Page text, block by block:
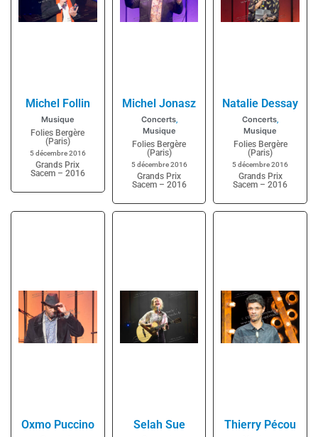
Michel Follin
Musique
Folies Bergère
(Paris)
5 décembre 2016
Grands Prix
Sacem – 2016
Michel Jonasz
Concerts,
Musique
Folies Bergère
(Paris)
5 décembre 2016
Grands Prix
Sacem – 2016
Natalie Dessay
Concerts,
Musique
Folies Bergère
(Paris)
5 décembre 2016
Grands Prix
Sacem – 2016
Oxmo Puccino Selah Sue Thierry Pécou